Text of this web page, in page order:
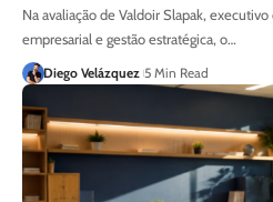
Na avaliação de Valdoir Slapak,
empresarial e gestão estratégica, o…
Diego Velázquez 5 Min Read